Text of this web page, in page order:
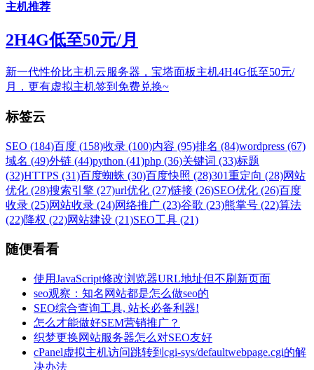
主机推荐
2H4G低至50元/月
新一代性价比主机云服务器，宝塔面板主机4H4G低至50元/
月，更有虚拟主机签到免费兑换~
标签云
SEO (184)百度 (158)收录 (100)内容 (95)排名 (84)wordpress (67)
域名 (49)外链 (44)python (41)php (36)关键词 (33)标题
(32)HTTPS (31)百度蜘蛛 (30)百度快照 (28)301重定向 (28)网站
优化 (28)搜索引擎 (27)url优化 (27)链接 (26)SEO优化 (26)百度
收录 (25)网站收录 (24)网络推广 (23)谷歌 (23)熊掌号 (22)算法
(22)降权 (22)网站建设 (21)SEO工具 (21)
随便看看
使用JavaScript修改浏览器URL地址但不刷新页面
seo观察：知名网站都是怎么做seo的
SEO综合查询工具, 站长必备利器!
怎么才能做好SEM营销推广？
织梦更换网站服务器怎么对SEO友好
cPanel虚拟主机访问跳转到cgi-sys/defaultwebpage.cgi的解
决办法